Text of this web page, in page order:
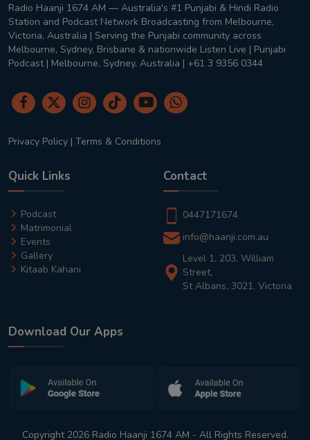
Radio Haanji 1674 AM — Australia's #1 Punjabi & Hindi Radio
Station and Podcast Network Broadcasting from Melbourne,
Victoria, Australia | Serving the Punjabi community across
Melbourne, Sydney, Brisbane & nationwide Listen Live | Punjabi
Podcast | Melbourne, Sydney, Australia | +61 3 9356 0344
Privacy Policy | Terms & Conditions
Quick Links
Podcast
Matrimonial
Events
Gallery
Kitaab Kahani
Contact
0447171674
info@haanji.com.au
Level 1, 203, William
Street,
St Albans, 3021, Victoria
Download Our Apps
Copyright 2026 Radio Haanji 1674 AM - All Rights Reserved.